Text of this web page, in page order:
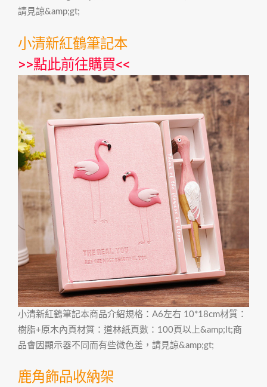
請見諒&amp;gt;
小清新紅鶴筆記本
>>點此前往購買<<
小清新紅鶴筆記本商品介紹規格：A6左右 10*18cm材質：
樹脂+原木內頁材質：道林紙頁數：100頁以上&amp;lt;商
品會因顯示器不同而有些微色差，請見諒&amp;gt;
鹿角飾品收納架